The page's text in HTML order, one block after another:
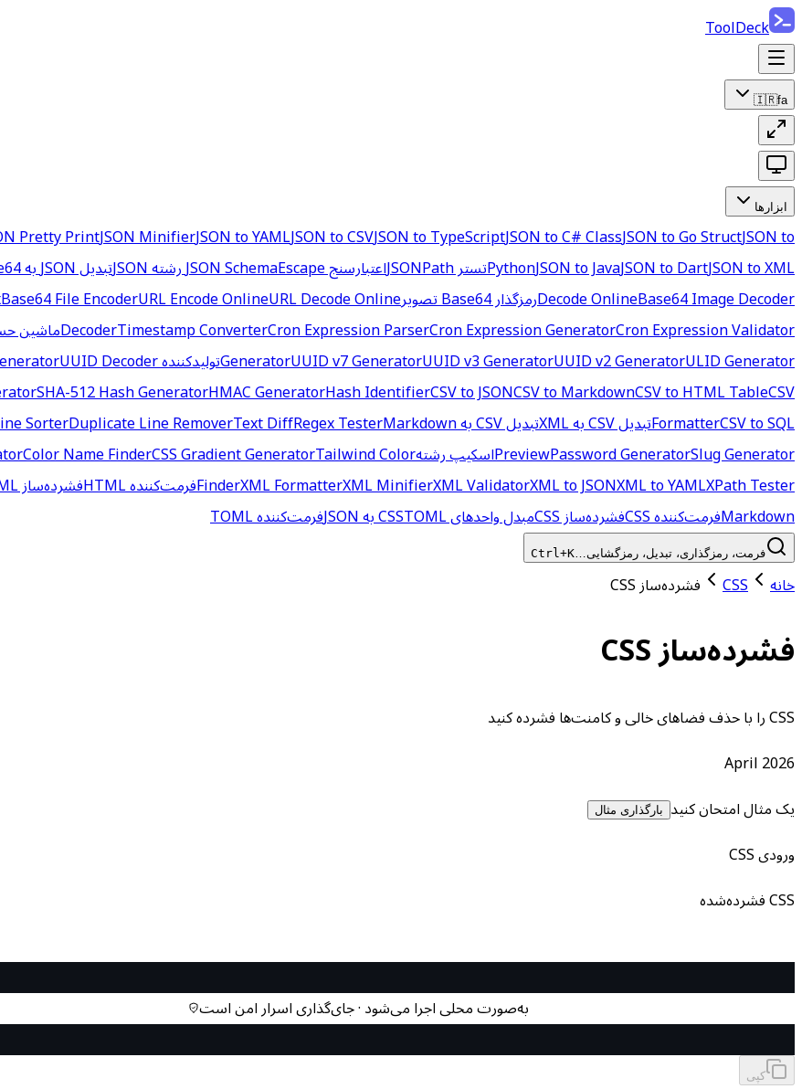
ToolDeck
🇮🇷fa
ابزارها
Pretty PrintJSON MinifierJSON to YAMLJSON to CSVJSON to TypeScriptJSON to C# ClassJSON to Go StructJSON to
PythonJSON to JavaJSON to DartJSON to XML تستر JSONPath اعتبارسنج JSON SchemaEscape رشته JSON تبدیل JSON به TOML
Decode OnlineBase64 Image Decoder رمزگذار Base64 تصویر Base64 File EncoderURL Encode OnlineURL Decode Online
DecoderTimestamp ConverterCron Expression ParserCron Expression GeneratorCron Expression Validator ماشین
GeneratorUUID v7 GeneratorUUID v3 GeneratorUUID v2 GeneratorULID Generator تولیدکننده NanoIDUUID Decoder
SHA-512 Hash GeneratorHMAC GeneratorHash IdentifierCSV to JSONCSV to MarkdownCSV to HTML TableCSV
FormatterCSV to SQL تبدیل CSV به XML تبدیل CSV به YAML SorterDuplicate Line RemoverText DiffRegex TesterMarkdown
PreviewPassword GeneratorSlug Generator اسکیپ رشته Color Name FinderCSS Gradient GeneratorTailwind Color
FinderXML FormatterXML MinifierXML ValidatorXML to JSONXML to YAMLXPath Tester فرمت‌کننده HTML فشرده‌ساز HTML
Markdownفرمت‌کننده CSS فشرده‌ساز CSS مبدل واحدهای CSSTOML به JSON فرمت‌کننده TOML
فرمت، رمزگذاری، تبدیل، رمزگشایی…Ctrl+K
خانه CSS فشرده‌ساز CSS
فشرده‌ساز CSS
CSS را با حذف فضاهای خالی و کامنت‌ها فشرده کنید
April 2026
یک مثال امتحان کنید
بارگذاری مثال
ورودی CSS
CSS فشرده‌شده
به‌صورت محلی اجرا می‌شود · جای‌گذاری اسرار امن است
کپی